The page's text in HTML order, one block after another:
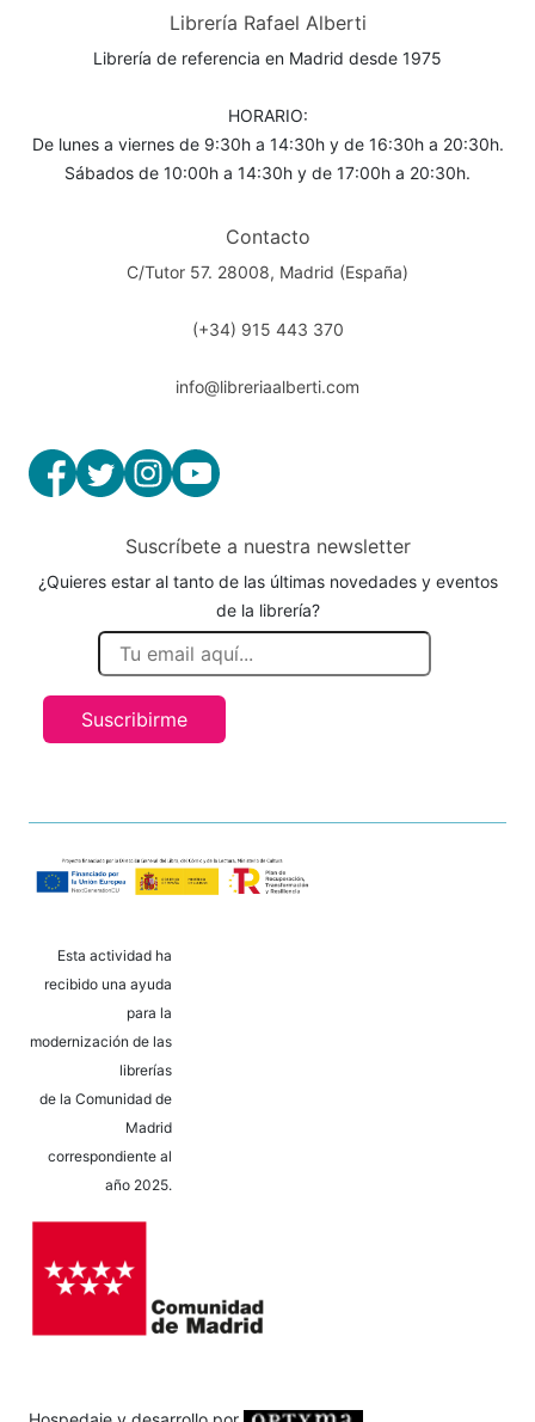
Librería Rafael Alberti
Librería de referencia en Madrid desde 1975
HORARIO:
De lunes a viernes de 9:30h a 14:30h y de 16:30h a 20:30h.
Sábados de 10:00h a 14:30h y de 17:00h a 20:30h.
Contacto
C/Tutor 57. 28008, Madrid (España)
(+34) 915 443 370
info@libreriaalberti.com
Suscríbete a nuestra newsletter
¿Quieres estar al tanto de las últimas novedades y eventos
de la librería?
Suscribirme
Esta actividad ha
recibido una ayuda
para la
modernización de las
librerías
de la Comunidad de
Madrid
correspondiente al
año 2025.